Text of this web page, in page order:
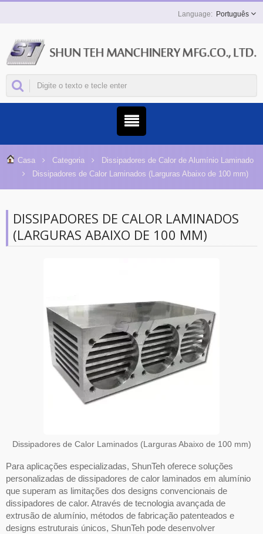
Português
Casa Categoria
Dissipadores de Calor de Alumínio Laminado
Dissipadores de Calor Laminados (Larguras Abaixo de 100 mm)
DISSIPADORES DE CALOR LAMINADOS
(LARGURAS ABAIXO DE 100 MM)
Dissipadores de Calor Laminados (Larguras Abaixo de 100 mm)
Para aplicações especializadas, ShunTeh oferece soluções
personalizadas de dissipadores de calor laminados em alumínio
que superam as limitações dos designs convencionais de
dissipadores de calor. Através de tecnologia avançada de
extrusão de alumínio, métodos de fabricação patenteados e
designs estruturais únicos, ShunTeh pode desenvolver